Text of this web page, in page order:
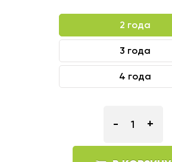
2 года
3 года
4 года
- +